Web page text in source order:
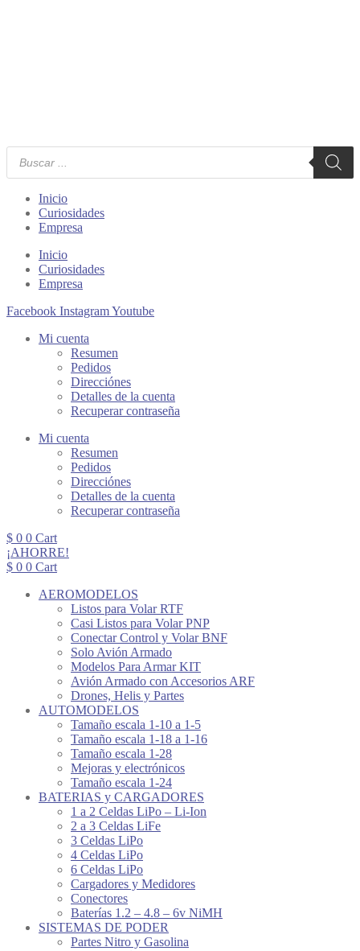
Búsqueda
productos
Inicio
Curiosidades
Empresa
Inicio
Curiosidades
Empresa
Facebook InstagramYoutube
Mi cuenta
Resumen
Pedidos
Direcciónes
Detalles de la cuenta
Recuperar contraseña
Mi cuenta
Resumen
Pedidos
Direcciónes
Detalles de la cuenta
Recuperar contraseña
$ 0 0 Cart
¡AHORRE!
$ 0 0 Cart
AEROMODELOS
Listos para Volar RTF
Casi Listos para Volar PNP
Conectar Control y Volar BNF
Solo Avión Armado
Modelos Para Armar KIT
Avión Armado con Accesorios ARF
Drones, Helis y Partes
AUTOMODELOS
Tamaño escala 1-10 a 1-5
Tamaño escala 1-18 a 1-16
Tamaño escala 1-28
Mejoras y electrónicos
Tamaño escala 1-24
BATERIAS y CARGADORES
1 a 2 Celdas LiPo – Li-Ion
2 a 3 Celdas LiFe
3 Celdas LiPo
4 Celdas LiPo
6 Celdas LiPo
Cargadores y Medidores
Conectores
Baterías 1.2 – 4.8 – 6v NiMH
SISTEMAS DE PODER
Partes Nitro y Gasolina